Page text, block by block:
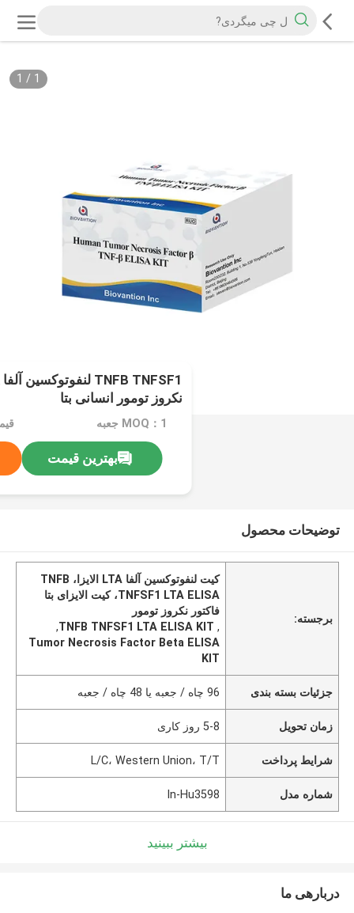
1
/
1
نکروز تومور انسانی بتا
MOQ：1 جعبه
بهترین قیمت
توضیحات محصول
برجسته:
کیت لنفوتوکسین آلفا LTA الایزا، TNFB
TNFSF1 LTA ELISA، کیت الایزای بتا
فاکتور نکروز تومور
,
TNFB TNFSF1 LTA ELISA KIT
,
Tumor Necrosis Factor Beta ELISA
KIT
جزئیات بسته بندی 96 چاه / جعبه یا 48 چاه / جعبه
زمان تحویل 5-8 روز کاری
شرایط پرداخت L/C، Western Union، T/T
شماره مدل In-Hu3598
بیشتر ببینید
دربارهی ما